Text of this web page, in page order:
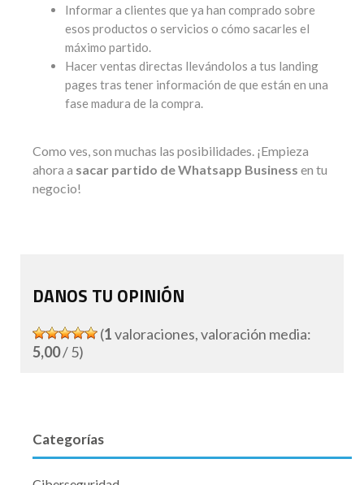
Informar a clientes que ya han comprado sobre
esos productos o servicios o cómo sacarles el
máximo partido.
Hacer ventas directas llevándolos a tus landing
pages tras tener información de que están en una
fase madura de la compra.
Como ves, son muchas las posibilidades. ¡Empieza
ahora a sacar partido de Whatsapp Business en tu
negocio!
DANOS TU OPINIÓN
(1valoraciones, valoración media:
5,00/ 5)
Categorías